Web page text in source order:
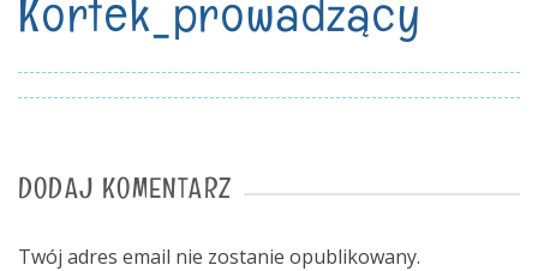
Kortek_prowadzący
DODAJ KOMENTARZ
Twój adres email nie zostanie opublikowany.